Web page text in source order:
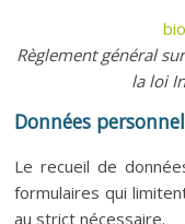
Règlement général
la loi
Données
Le recueil de
formulaires qui
au strict nécessaire.